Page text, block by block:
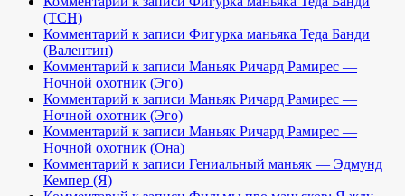
(TCH)
Комментарий к записи Фигурка маньяка Теда Банди
(Валентин)
Комментарий к записи Маньяк Ричард Рамирес —
Ночной охотник (Эго)
Комментарий к записи Маньяк Ричард Рамирес —
Ночной охотник (Эго)
Комментарий к записи Маньяк Ричард Рамирес —
Ночной охотник (Она)
Комментарий к записи Гениальный маньяк — Эдмунд
Кемпер (Я)